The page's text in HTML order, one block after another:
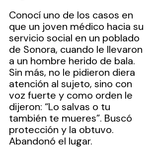
Conocí uno de los casos en
que un joven médico hacia su
servicio social en un poblado
de Sonora, cuando le llevaron
a un hombre herido de bala.
Sin más, no le pidieron diera
atención al sujeto, sino con
voz fuerte y como orden le
dijeron: “Lo salvas o tu
también te mueres”. Buscó
protección y la obtuvo.
Abandonó el lugar.